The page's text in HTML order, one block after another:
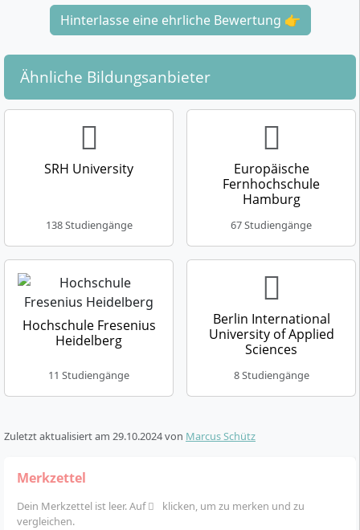
sich ebenfalls aktiv für den Klimaschutz einsetzt.
Die Karlshochschule befindet sich im Zentrum
Glaswänden, eine offene Bibliothek mit 13.000
Medieneinheiten, Co-Working Spaces und eine
Dachterrasse. Der „Playspace“ dient als
multifunktionaler Raum für Simulationen und
Geschichte
gegründet 1903. 2004 wurde sie als eigenständige
Hochschule gegründet und 2005 staatlich anerkannt.
Nach strukturellen Umgestaltungen erhielt sie 2009
ihren heutigen Namen und hat seit 2010
systemakkreditierte Programme.
Hinterlasse eine ehrliche Bewertung 👉
Ähnliche Bildungsanbieter
SRH University
138 Studiengänge
Europäische
Fernhochschule
Hamburg
67 Studiengänge
Hochschule Fresenius
Heidelberg
11 Studiengänge
Berlin International
University of Applied
Sciences
8 Studiengänge
Zuletzt aktualisiert am 29.10.2024von Marcus Schütz
Merkzettel
Dein Merkzettel ist leer. Auf
klicken, um zu merken und zu
vergleichen.